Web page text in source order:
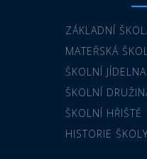
ZÁKLADNÍ
MATEŘSKÁ
ŠKOLNÍ JÍDELNA
ŠKOLNÍ
ŠKOLNÍ HŘIŠTĚ
HISTORIE